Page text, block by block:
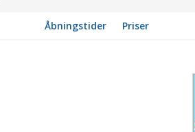
Åbningstider Priser